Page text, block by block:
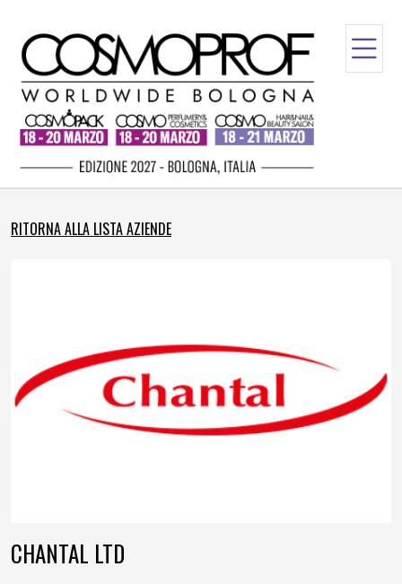
RITORNA ALLA LISTA AZIENDE
CHANTAL LTD